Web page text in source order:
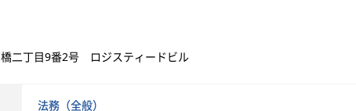
二丁目9番2号 ロジスティードビル
法務（全般）